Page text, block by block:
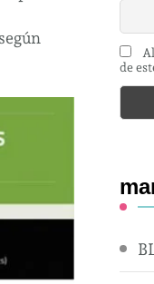
de